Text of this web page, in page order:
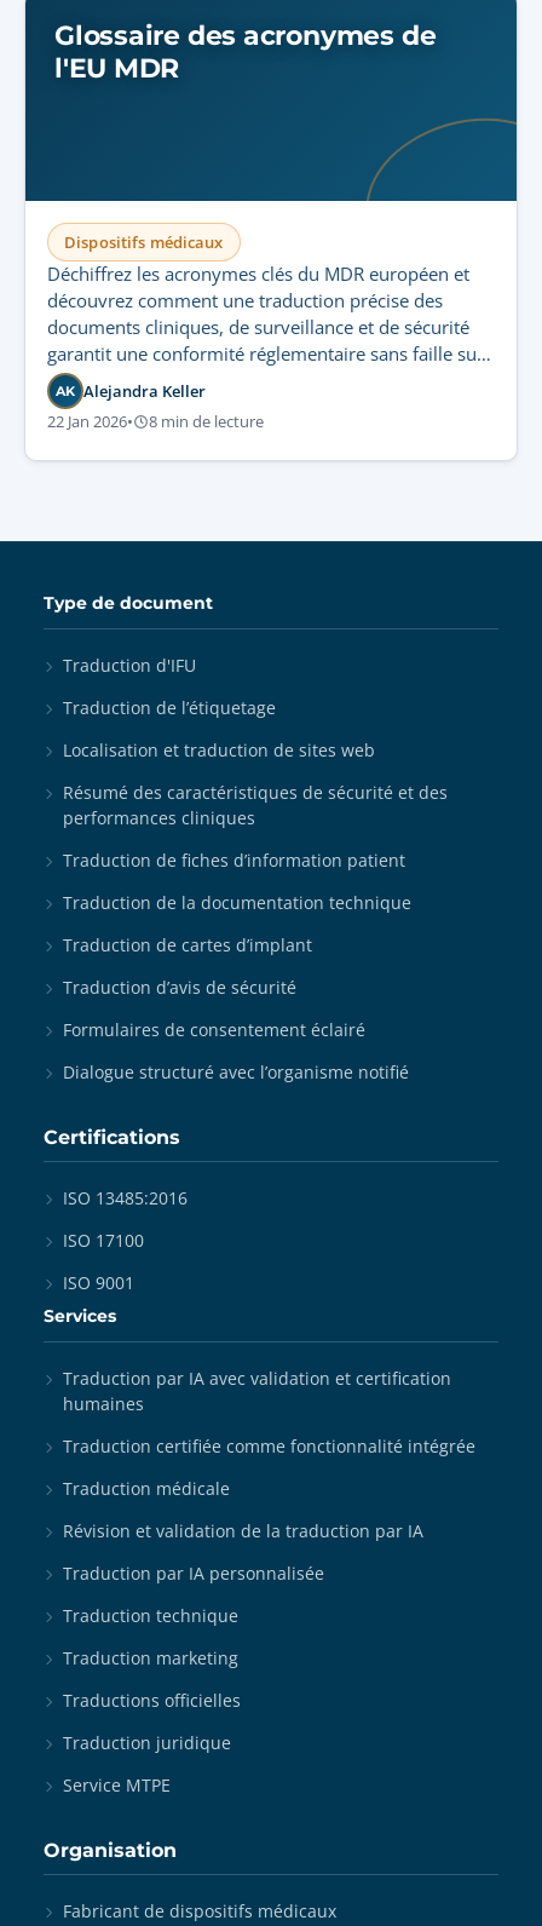
Glossaire des acronymes de
l'EU MDR
Dispositifs médicaux
Déchiffrez les acronymes clés du MDR européen et
découvrez comment une traduction précise des
documents cliniques, de surveillance et de sécurité
garantit une conformité réglementaire sans faille sur
tous les marchés européens.
AK Alejandra Keller
22 Jan 2026• 8 min de lecture
Type de document
Traduction d'IFU
Traduction de l’étiquetage
Localisation et traduction de sites web
Résumé des caractéristiques de sécurité et des
performances cliniques
Traduction de fiches d’information patient
Traduction de la documentation technique
Traduction de cartes d’implant
Traduction d’avis de sécurité
Formulaires de consentement éclairé
Dialogue structuré avec l’organisme notifié
Certifications
ISO 13485:2016
ISO 17100
ISO 9001
Services
Traduction par IA avec validation et certification
humaines
Traduction certifiée comme fonctionnalité intégrée
Traduction médicale
Révision et validation de la traduction par IA
Traduction par IA personnalisée
Traduction technique
Traduction marketing
Traductions officielles
Traduction juridique
Service MTPE
Organisation
Fabricant de dispositifs médicaux